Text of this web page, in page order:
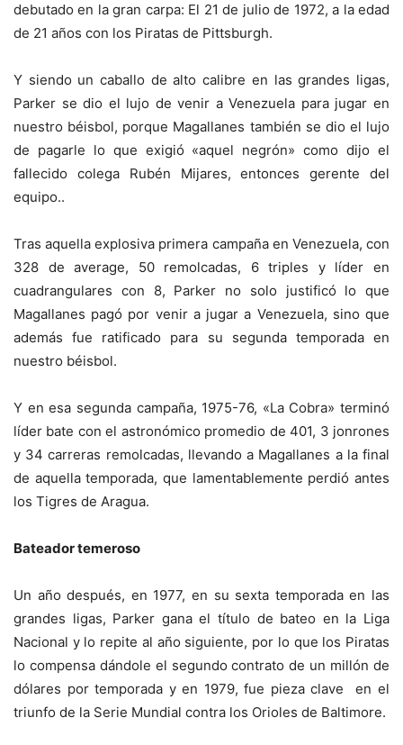
debutado en la gran carpa: El 21 de julio de 1972, a la edad
de 21 años con los Piratas de Pittsburgh.
Y siendo un caballo de alto calibre en las grandes ligas,
Parker se dio el lujo de venir a Venezuela para jugar en
nuestro béisbol, porque Magallanes también se dio el lujo
de pagarle lo que exigió «aquel negrón» como dijo el
fallecido colega Rubén Mijares, entonces gerente del
equipo..
Tras aquella explosiva primera campaña en Venezuela, con
328 de average, 50 remolcadas, 6 triples y líder en
cuadrangulares con 8, Parker no solo justificó lo que
Magallanes pagó por venir a jugar a Venezuela, sino que
además fue ratificado para su segunda temporada en
nuestro béisbol.
Y en esa segunda campaña, 1975-76, «La Cobra» terminó
líder bate con el astronómico promedio de 401, 3 jonrones
y 34 carreras remolcadas, llevando a Magallanes a la final
de aquella temporada, que lamentablemente perdió antes
los Tigres de Aragua.
Bateador temeroso
Un año después, en 1977, en su sexta temporada en las
grandes ligas, Parker gana el título de bateo en la Liga
Nacional y lo repite al año siguiente, por lo que los Piratas
lo compensa dándole el segundo contrato de un millón de
dólares por temporada y en 1979, fue pieza clave en el
triunfo de la Serie Mundial contra los Orioles de Baltimore.